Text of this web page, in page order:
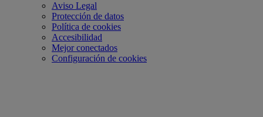
Aviso Legal
Protección de datos
Política de cookies
Accesibilidad
Mejor conectados
Configuración de cookies